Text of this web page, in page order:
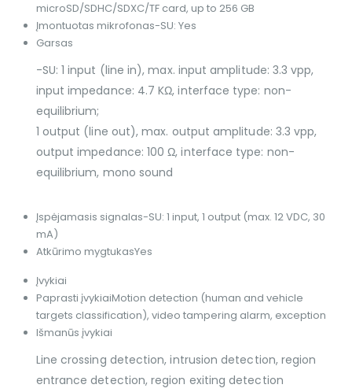
microSD/SDHC/SDXC/TF card, up to 256 GB
Įmontuotas mikrofonas-SU: Yes
Garsas
-SU: 1 input (line in), max. input amplitude: 3.3 vpp,
input impedance: 4.7 KΩ, interface type: non-
equilibrium;
1 output (line out), max. output amplitude: 3.3 vpp,
output impedance: 100 Ω, interface type: non-
equilibrium, mono sound
Įspėjamasis signalas-SU: 1 input, 1 output (max. 12 VDC, 30
mA)
Atkūrimo mygtukasYes
Įvykiai
Paprasti įvykiaiMotion detection (human and vehicle
targets classification), video tampering alarm, exception
Išmanūs įvykiai
Line crossing detection, intrusion detection, region
entrance detection, region exiting detection